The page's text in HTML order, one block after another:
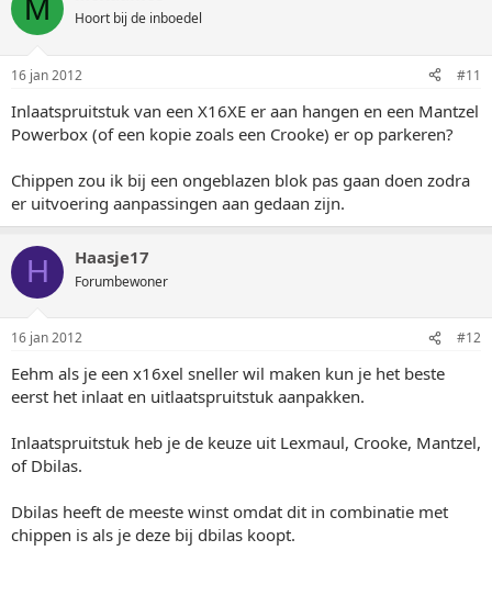
M Hoort bij de inboedel
16 jan 2012 #11
Inlaatspruitstuk van een X16XE er aan hangen en een Mantzel
Powerbox (of een kopie zoals een Crooke) er op parkeren?
Chippen zou ik bij een ongeblazen blok pas gaan doen zodra
er uitvoering aanpassingen aan gedaan zijn.
H Haasje17
Forumbewoner
16 jan 2012 #12
Eehm als je een x16xel sneller wil maken kun je het beste
eerst het inlaat en uitlaatspruitstuk aanpakken.
Inlaatspruitstuk heb je de keuze uit Lexmaul, Crooke, Mantzel,
of Dbilas.
Dbilas heeft de meeste winst omdat dit in combinatie met
chippen is als je deze bij dbilas koopt.